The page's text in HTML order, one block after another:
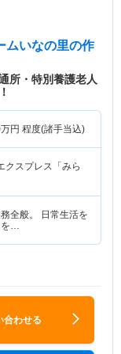
ムいなの里の作
所・特別養護老人
万円 程度(諸手当込)
クスプレス「みら
全般。 日常生活を
を…
合わせる